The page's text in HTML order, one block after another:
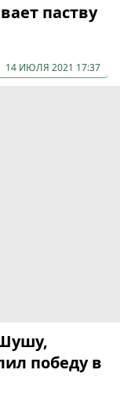
паству
14 ИЮЛЯ 2021 17:37
победу в